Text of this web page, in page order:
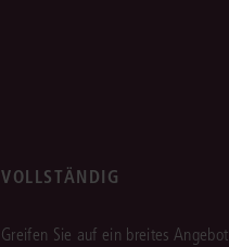
VOLLSTÄNDIG
Greifen Sie auf ein breites Angebot